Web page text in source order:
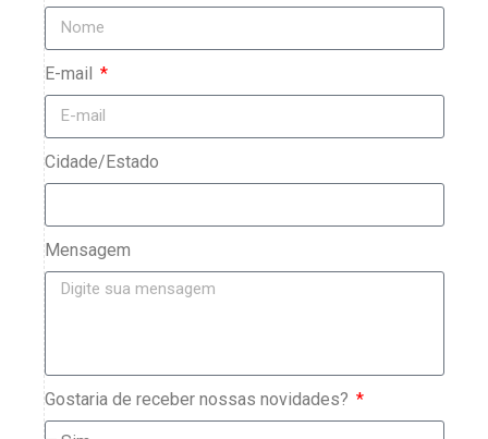
E-mail
Cidade/Estado
Mensagem
Gostaria de receber nossas novidades?